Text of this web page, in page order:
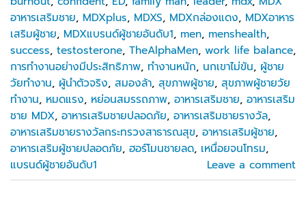
อาหารเสริมชาย, MDXplus, MDXS, MDXกล่องแดง, MDXอาหาร
เสริมผู้ชาย, MDXแบรนด์ผู้ชายอันดับ1, men, menshealth,
success, testosterone, TheAlphaMen, work life balance,
การทำงานอย่างมีประสิทธิภาพ, ทำงานหนัก, นกเขาไม่ขัน, ผู้ชาย
วัยทำงาน, ผู้นำตัวจริง, สมองล้า, สุขภาพผู้ชาย, สุขภาพผู้ชายวัย
ทำงาน, หมดแรง, หย่อนสมรรถภาพ, อาหารเสริมชาย, อาหารเสริม
ชาย MDX, อาหารเสริมชายปลอดภัย, อาหารเสริมชายรางวัล,
อาหารเสริมชายรางวัลกระทรวงสาธารณสุข, อาหารเสริมผู้ชาย,
อาหารเสริมผู้ชายปลอดภัย, ฮอร์โมนชายลด, เหนื่อยจนโทรม,
แบรนด์ผู้ชายอันดับ1
Leave a comment